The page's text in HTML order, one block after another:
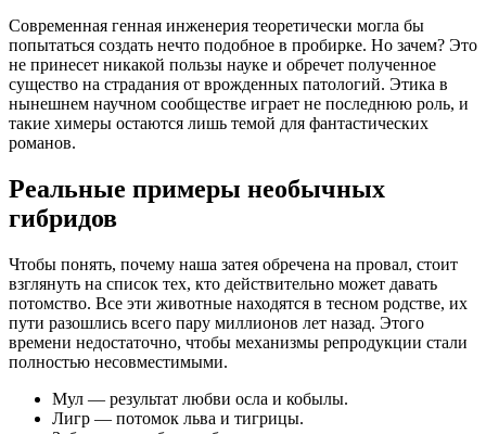
Современная генная инженерия теоретически могла бы
попытаться создать нечто подобное в пробирке. Но зачем? Это
не принесет никакой пользы науке и обречет полученное
существо на страдания от врожденных патологий. Этика в
нынешнем научном сообществе играет не последнюю роль, и
такие химеры остаются лишь темой для фантастических
романов.
Реальные примеры необычных
гибридов
Чтобы понять, почему наша затея обречена на провал, стоит
взглянуть на список тех, кто действительно может давать
потомство. Все эти животные находятся в тесном родстве, их
пути разошлись всего пару миллионов лет назад. Этого
времени недостаточно, чтобы механизмы репродукции стали
полностью несовместимыми.
Мул — результат любви осла и кобылы.
Лигр — потомок льва и тигрицы.